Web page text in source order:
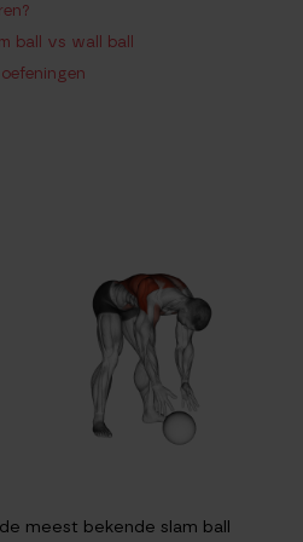
ball vs wall ball
meest bekende slam ball